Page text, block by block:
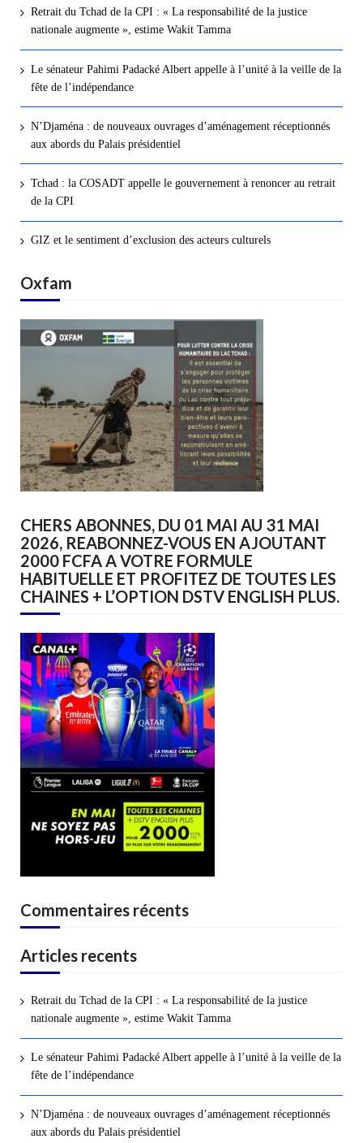
Retrait du Tchad de la CPI : « La responsabilité de la justice
nationale augmente », estime Wakit Tamma
Le sénateur Pahimi Padacké Albert appelle à l’unité à la veille de la
fête de l’indépendance
N’Djaména : de nouveaux ouvrages d’aménagement réceptionnés
aux abords du Palais présidentiel
Tchad : la COSADT appelle le gouvernement à renoncer au retrait
de la CPI
GIZ et le sentiment d’exclusion des acteurs culturels
Oxfam
CHERS ABONNES, DU 01 MAI AU 31 MAI
2026, REABONNEZ-VOUS EN AJOUTANT
2000 FCFA A VOTRE FORMULE
HABITUELLE ET PROFITEZ DE TOUTES LES
CHAINES + L’OPTION DSTV ENGLISH PLUS.
Commentaires récents
Articles recents
Retrait du Tchad de la CPI : « La responsabilité de la justice
nationale augmente », estime Wakit Tamma
Le sénateur Pahimi Padacké Albert appelle à l’unité à la veille de la
fête de l’indépendance
N’Djaména : de nouveaux ouvrages d’aménagement réceptionnés
aux abords du Palais présidentiel